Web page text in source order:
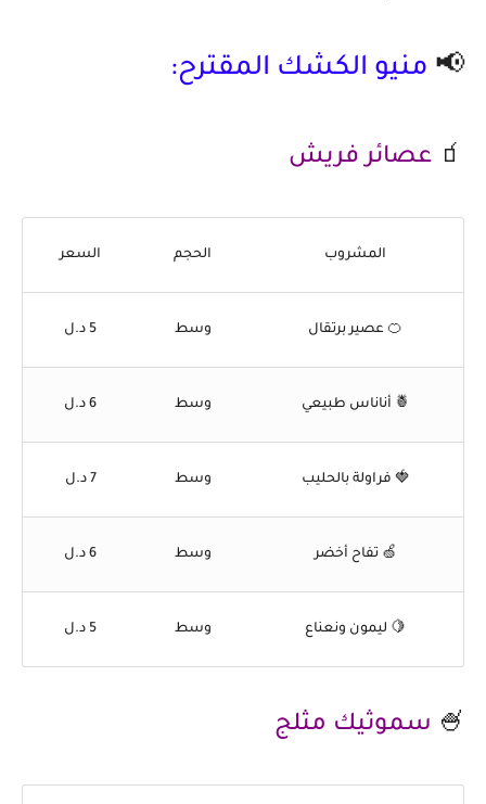
📢 منيو الكشك المقترح:
🧃 عصائر فريش
المشروب الحجم السعر
🍊 عصير برتقال وسط 5 د.ل
🍍 أناناس طبيعي وسط 6 د.ل
🍓 فراولة بالحليب وسط 7 د.ل
🍏 تفاح أخضر وسط 6 د.ل
🍋 ليمون ونعناع وسط 5 د.ل
🍧 سموثيك مثلج